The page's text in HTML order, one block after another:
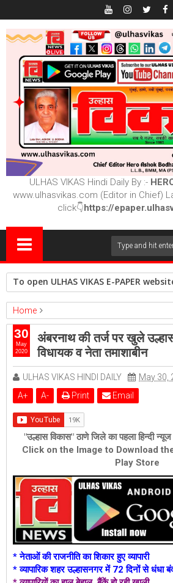
ULHAS VIKAS Hindi Daily By :-
www.ulhasvikas.com (Editor in Chief)
click👇https://
To open ULHAS VIKAS E-PAPER
Home
Featured
ulhasnagar
अंबरनाथ की तर्ज पर खुले उल्हासनगर में व्यापार,
अंबरनाथ की तर्ज पर खुले
विधायक व नेता तमाशाबीन
ULHAS VIKAS HINDI DAILY
May 30,
A+ A- Print Email
"उल्हास विकास" ठाणे जिले का पहला हिन्दी
Click on the Image to Download
Play Store
* नेताओं की राजनीति का शिकार हुए व्यापारी
* व्यापारिक शहर उल्हासनगर में 72 दिनों से धंधा
30
May
2020